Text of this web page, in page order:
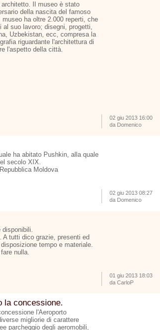
Il museo è stato
della nascita del famoso
ha oltre 2.000 reperti, che
al suo lavoro; disegni, progetti,
Uzbekistan, ecc, compresa la
riguardante l'architettura di
l'aspetto della città.
02 giu 2013 16:00
da Domenico
ha abitato Pushkin, alla quale
secolo XIX.
Moldova
02 giu 2013 08:27
da Domenico
disponibili.
tutti dico grazie, presenti ed
tempo e materiale.
nulla.
01 giu 2013 18:03
da CarloP
la concessione.
l'Aeroporto
migliorie di carattere
parcheggio degli aeromobili,